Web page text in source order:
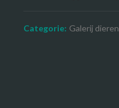
Categorie: Galerij dieren